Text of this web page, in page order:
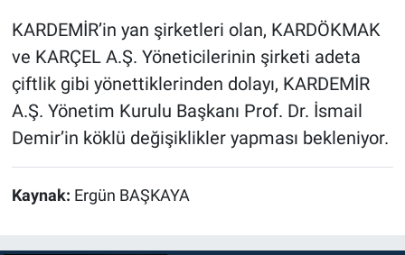
KARDEMİR’in yan şirketleri olan, KARDÖKMAK
ve KARÇEL A.Ş. Yöneticilerinin şirketi adeta
çiftlik gibi yönettiklerinden dolayı, KARDEMİR
A.Ş. Yönetim Kurulu Başkanı Prof. Dr. İsmail
Demir’in köklü değişiklikler yapması bekleniyor.
Kaynak: Ergün BAŞKAYA